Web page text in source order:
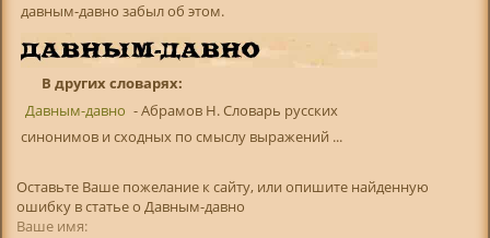
давным-давно забыл об этом.
В других словарях:
Давным-давно - Абрамов Н. Словарь русских
синонимов и сходных по смыслу выражений ...
Оставьте Ваше пожелание к сайту, или опишите найденную
ошибку в статье о Давным-давно
Ваше имя: